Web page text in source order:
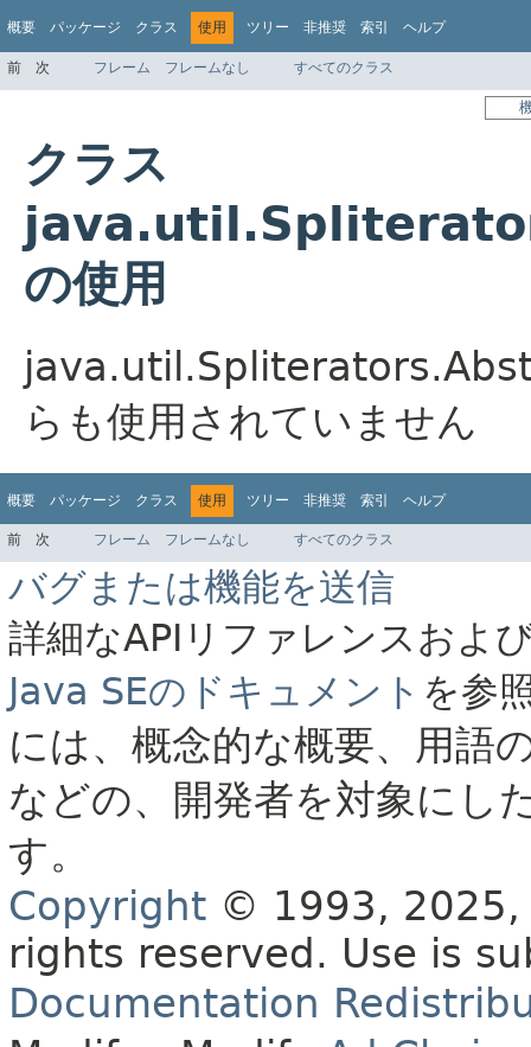
概要 パッケージ クラス 使用 ツリー 非推奨 索引 ヘルプ
前 次 フレーム フレームなし すべてのクラス
クラス
の使用
らも使用されていません
概要 パッケージ クラス 使用 ツリー 非推奨 索引 ヘルプ
前 次 フレーム フレームなし すべてのクラス
バグまたは機能を送信
詳細なAPIリファレンスおよ
Java SEのドキュメント を参
には、概念的な概要、用語
などの、開発者を対象にし
す。
Copyright © 1993,
rights reserved. Use is
Documentation